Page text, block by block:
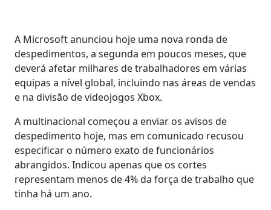
A Microsoft anunciou hoje uma nova ronda de
despedimentos, a segunda em poucos meses, que
deverá afetar milhares de trabalhadores em várias
equipas a nível global, incluindo nas áreas de vendas
e na divisão de videojogos Xbox.
A multinacional começou a enviar os avisos de
despedimento hoje, mas em comunicado recusou
especificar o número exato de funcionários
abrangidos. Indicou apenas que os cortes
representam menos de 4% da força de trabalho que
tinha há um ano.